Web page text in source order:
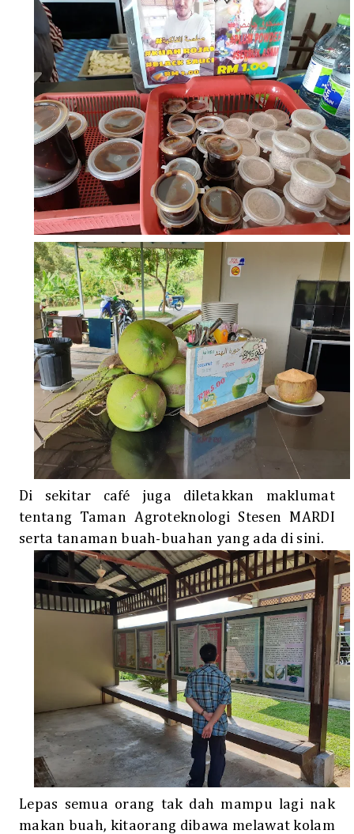
Di sekitar café juga diletakkan maklumat
tentang Taman Agroteknologi Stesen MARDI
serta tanaman buah-buahan yang ada di sini.
Lepas semua orang tak dah mampu lagi nak
makan buah, kitaorang dibawa melawat kolam